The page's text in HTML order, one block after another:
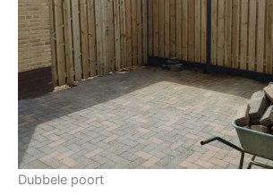
Dubbele poort